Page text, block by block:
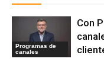
Programas de
canales
Con